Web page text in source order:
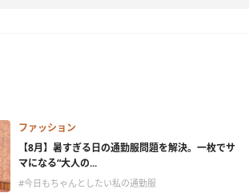
ファッション
【8月】暑すぎる日の通勤服問題を解決。一枚でサ
マになる“大人の...
#今日もちゃんとしたい私の通勤服